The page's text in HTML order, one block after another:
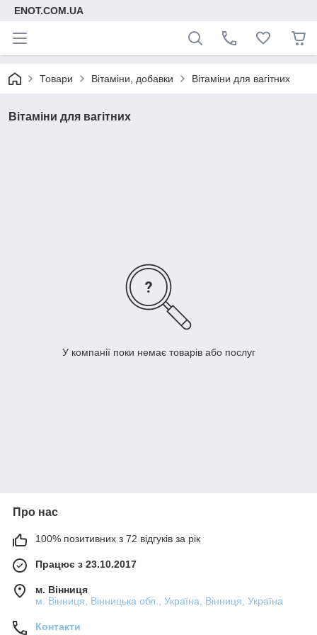
ENOT.COM.UA
Товари Вітаміни, добавки Вітаміни для вагітних
Вітаміни для вагітних
У компанії поки немає товарів або послуг
Про нас
100% позитивних з 72 відгуків за рік
Працює з 23.10.2017
м. Вінниця
м. Вінниця, Вінницька обл., Україна, Вінниця, Україна
Контакти